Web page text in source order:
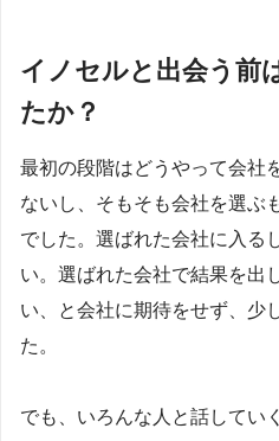
イノセルと出会う前
たか？
最初の段階はどうやって会社
ないし、そもそも会社を選ぶ
でした。選ばれた会社に入る
い。選ばれた会社で結果を出
い、と会社に期待をせず、少
た。
でも、いろんな人と話してい